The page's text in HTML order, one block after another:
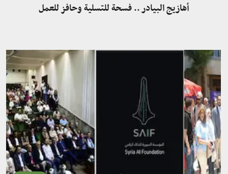
أهازيج البيادر .. فسحة للتسلية وحافز للعمل